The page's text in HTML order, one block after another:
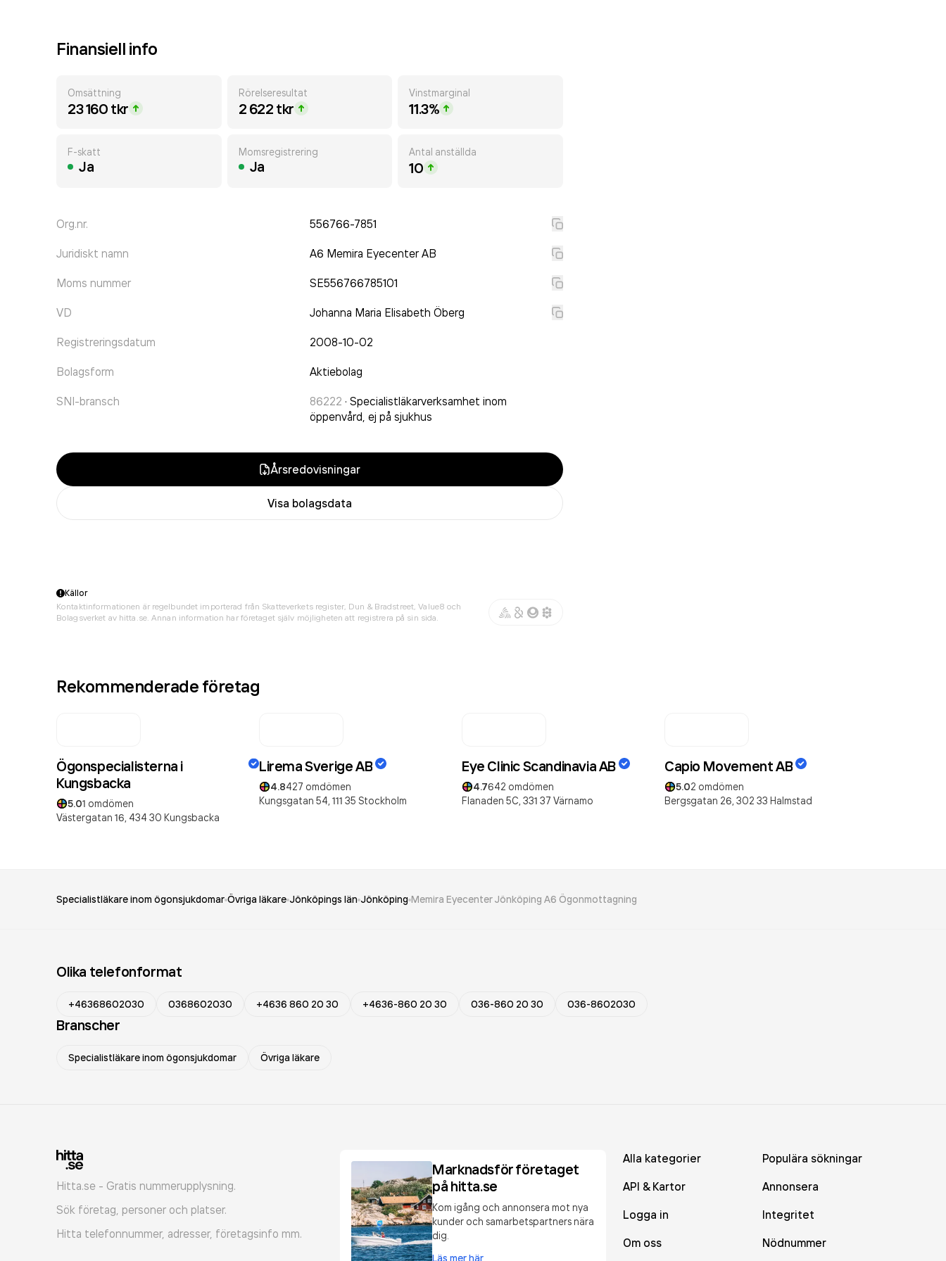
Finansiell info
Omsättning
23 160 tkr
Rörelseresultat
2 622 tkr
Vinstmarginal
11.3%
F-skatt
Ja
Momsregistrering
Ja
Antal anställda
10
Org.nr. 556766-7851
Juridiskt namn A6 Memira Eyecenter AB
Moms nummer SE556766785101
VD Johanna Maria Elisabeth Öberg
Registreringsdatum 2008-10-02
Bolagsform Aktiebolag
SNI-bransch 86222 · Specialistläkarverksamhet inom
öppenvård, ej på sjukhus
Årsredovisningar
Visa bolagsdata
Källor
Kontaktinformationen är regelbundet importerad från Skatteverkets register, Dun & Bradstreet, Value8 och
Bolagsverket av hitta.se. Annan information har företaget själv möjligheten att registrera på sin sida.
Rekommenderade företag
Ögonspecialisterna i
Kungsbacka
5.01 omdömen
Västergatan 16, 434 30 Kungsbacka
Lirema Sverige AB
4.8427 omdömen
Kungsgatan 54, 111 35 Stockholm
Eye Clinic Scandinavia AB
4.7642 omdömen
Flanaden 5C, 331 37 Värnamo
Capio Movement AB
5.02 omdömen
Bergsgatan 26, 302 33 Halmstad
Specialistläkare inom ögonsjukdomar Övriga läkare Jönköpings län Jönköping Memira Eyecenter Jönköping A6 Ögonmottagning
Olika telefonformat
+46368602030 0368602030 +4636 860 20 30 +4636-860 20 30 036-860 20 30 036-8602030
Branscher
Specialistläkare inom ögonsjukdomar Övriga läkare
Hitta.se - Gratis nummerupplysning.
Sök företag, personer och platser.
Hitta telefonnummer, adresser, företagsinfo mm.
Marknadsför företaget
på hitta.se
Kom igång och annonsera mot nya
kunder och samarbetspartners nära
dig.
Läs mer här
Alla kategorier
Populära sökningar
API & Kartor
Annonsera
Logga in
Integritet
Om oss
Nödnummer